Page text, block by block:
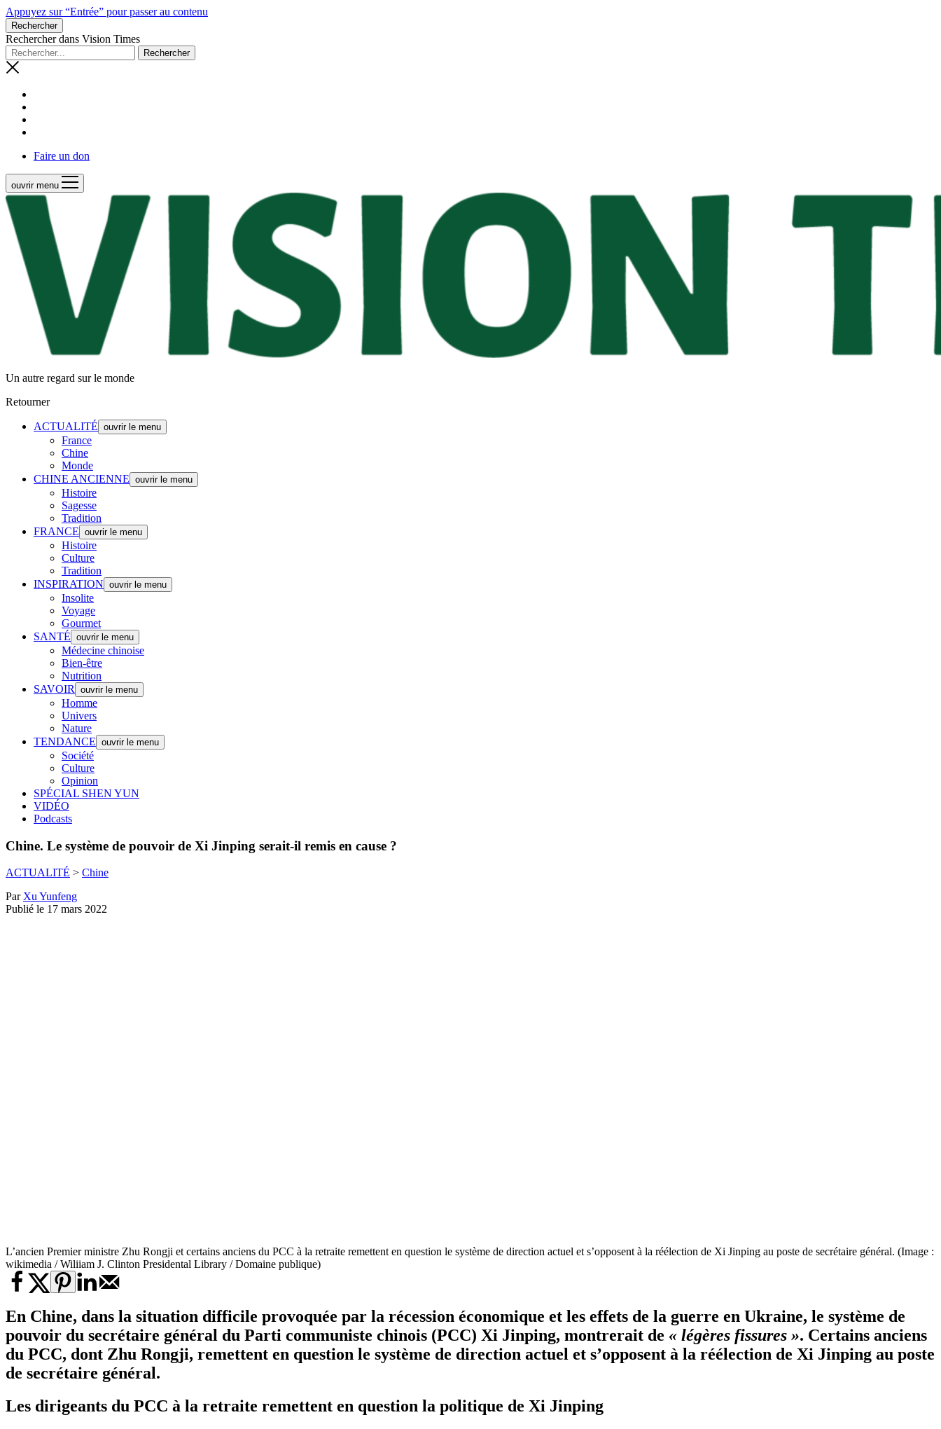
Appuyez sur “Entrée” pour passer au contenu
Rechercher
Rechercher dans Vision Times
Faire un don
ouvrir menu
Un autre regard sur le monde
Retourner
ACTUALITÉ ouvrir le menu
France
Chine
Monde
CHINE ANCIENNE ouvrir le menu
Histoire
Sagesse
Tradition
FRANCE ouvrir le menu
Histoire
Culture
Tradition
INSPIRATION ouvrir le menu
Insolite
Voyage
Gourmet
SANTÉ ouvrir le menu
Médecine chinoise
Bien-être
Nutrition
SAVOIR
ouvrir le menu
Homme
Univers
Nature
TENDANCE ouvrir le menu
Société
Culture
Opinion
SPÉCIAL SHEN YUN
VIDÉO
Podcasts
Chine. Le système de pouvoir de Xi Jinping serait-il remis en cause ?
ACTUALITÉ > Chine
ParXu Yunfeng
Publié le 17 mars 2022
L’ancien Premier ministre Zhu Rongji et certains anciens du PCC à la retraite remettent en question le système de direction actuel et s’opposent à la réélection de Xi Jinping au poste de secrétaire général. (Image :
wikimedia / Wiliiam J. Clinton Presidental Library / Domaine publique)
En Chine, dans la situation difficile provoquée par la récession économique et les effets de la guerre en Ukraine, le système de
pouvoir du secrétaire général du Parti communiste chinois (PCC) Xi Jinping, montrerait de « légères fissures ». Certains anciens
du PCC, dont Zhu Rongji, remettent en question le système de direction actuel et s’opposent à la réélection de Xi Jinping au poste
de secrétaire général.
Les dirigeants du PCC à la retraite remettent en question la politique de Xi Jinping